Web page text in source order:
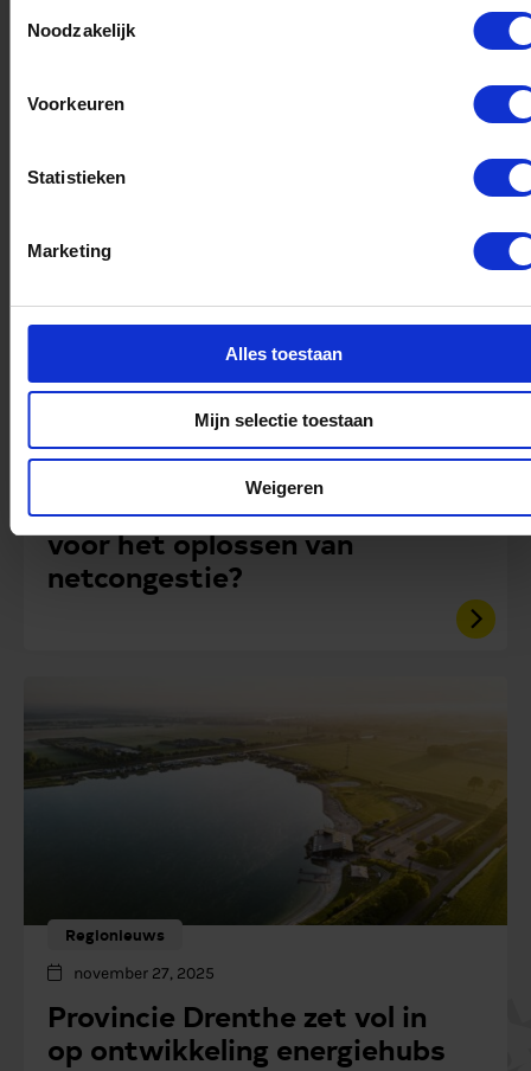
Noodzakelijk
Voorkeuren
Statistieken
Marketing
Alles toestaan
Mijn selectie toestaan
Weigeren
Verkenningsfase Energiehub
maart 2, 2026
Is de GTO de heilige graal
voor het oplossen van
netcongestie?
Regionieuws
november 27, 2025
Provincie Drenthe zet vol in
op ontwikkeling energiehubs